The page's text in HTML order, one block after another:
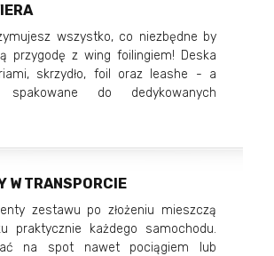
wszystko, co niezbędne by
przygodę z wing foilingiem! Deska
skrzydło, foil oraz leashe - a
do dedykowanych
W TRANSPORCIE
zestawu po złożeniu mieszczą
praktycznie każdego samochodu.
na spot nawet pociągiem lub